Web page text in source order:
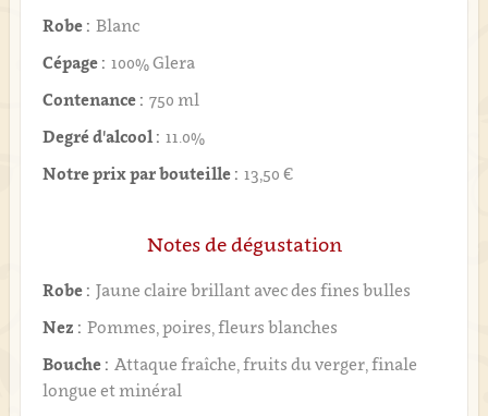
Robe : Blanc
Cépage : 100% Glera
Contenance : 750 ml
Degré d'alcool : 11.0%
Notre prix par bouteille : 13,50 €
Notes de dégustation
Robe : Jaune claire brillant avec des fines bulles
Nez : Pommes, poires, fleurs blanches
Bouche : Attaque fraîche, fruits du verger, finale
longue et minéral